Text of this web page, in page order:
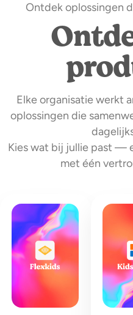
Ontdek oplossingen
Elke organisatie werkt
oplossingen die
Kies wat bij jullie past —
met één